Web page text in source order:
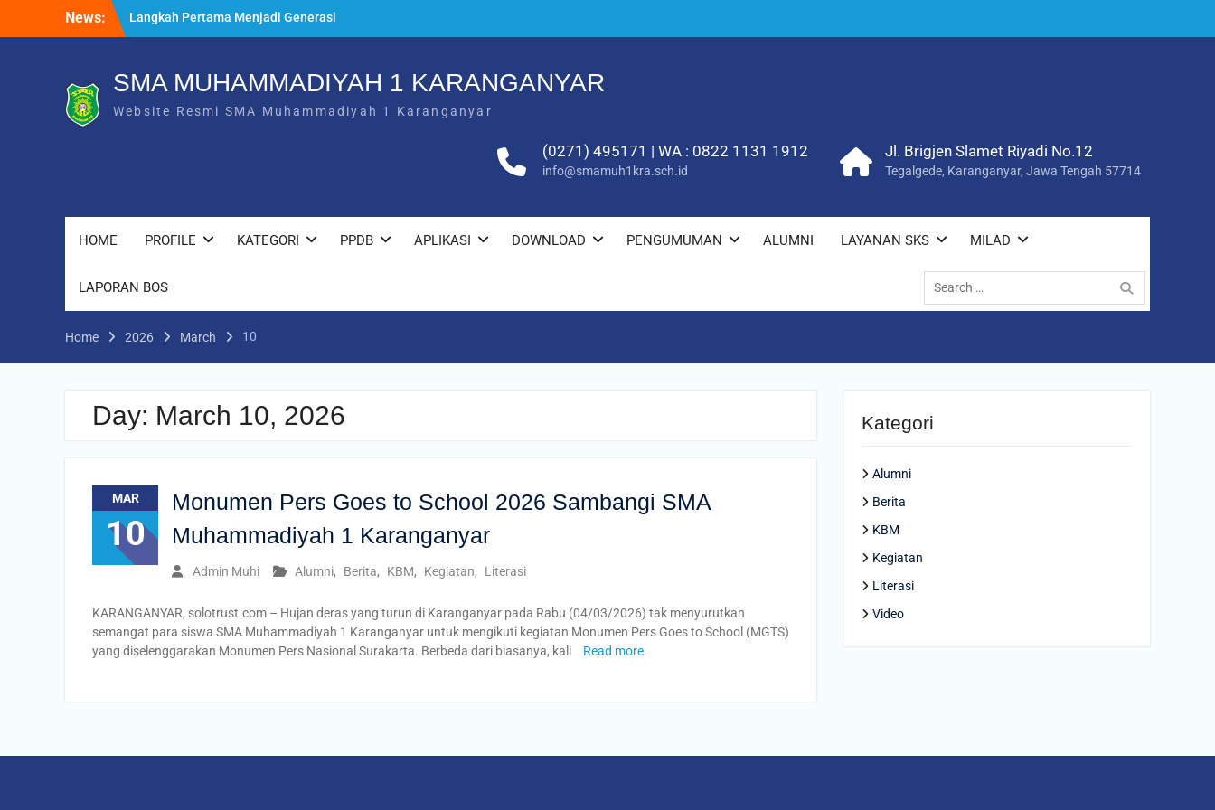
News:
Langkah Pertama Menjadi Generasi
Berkarakter, MPLS/FORTASI SMA
dengan Semangat Kebangsaan
Saat Fajar Menyapa Angkatan Baru, SMA
Muhammadiyah 1 Karanganyar Gelar
SMA MUHAMMADIYAH 1 KARANGANYAR
Website Resmi SMA Muhammadiyah 1 Karanganyar
(0271) 495171 | WA : 0822 1131 1912
info@smamuh1kra.sch.id
Jl. Brigjen Slamet Riyadi No.12
Tegalgede, Karanganyar, Jawa Tengah 57714
HOME PROFILE KATEGORI PPDB APLIKASI DOWNLOAD PENGUMUMAN ALUMNI LAYANAN SKS MILAD
LAPORAN BOS
Search
for:
Home 2026 March 10
Day: March 10, 2026
MAR
10
Monumen Pers Goes to School 2026 Sambangi SMA
Muhammadiyah 1 Karanganyar
Admin Muhi Alumni, Berita, KBM, Kegiatan, Literasi
KARANGANYAR, solotrust.com – Hujan deras yang turun di Karanganyar pada Rabu (04/03/2026) tak menyurutkan
semangat para siswa SMA Muhammadiyah 1 Karanganyar untuk mengikuti kegiatan Monumen Pers Goes to School (MGTS)
yang diselenggarakan Monumen Pers Nasional Surakarta. Berbeda dari biasanya, kali
Read more
Kategori
Alumni
Berita
KBM
Kegiatan
Literasi
Video